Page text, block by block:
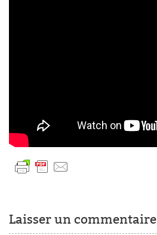
Laisser un commentaire